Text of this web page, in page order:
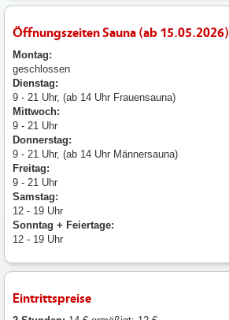
Öffnungszeiten Sauna (ab 15.05.2026)
Montag:
geschlossen
Dienstag:
9 - 21 Uhr, (ab 14 Uhr Frauensauna)
Mittwoch:
9 - 21 Uhr
Donnerstag:
9 - 21 Uhr, (ab 14 Uhr Männersauna)
Freitag:
9 - 21 Uhr
Samstag:
12 - 19 Uhr
Sonntag + Feiertage:
12 - 19 Uhr
Eintrittspreise